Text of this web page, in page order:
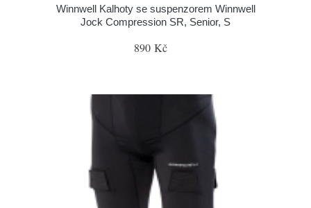
Winnwell Kalhoty se suspenzorem Winnwell
Jock Compression SR, Senior, S
890 Kč